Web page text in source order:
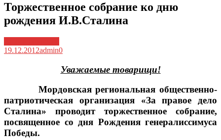
Торжественное собрание ко дню
рождения И.В.Сталина
19.12.2012admin0
Уважаемые товарищи!
Мордовская региональная общественно-
патриотическая организация «За правое дело
Сталина» проводит торжественное собрание,
посвященное со дня Рождения генералиссимуса
Победы.